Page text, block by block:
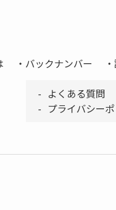
バックナンバー
よくある質問
プライバシー